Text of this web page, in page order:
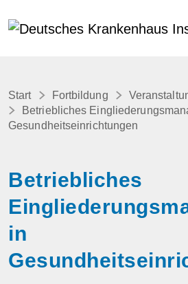
Start Fortbildung
Betriebliches
Gesundheitseinrichtungen
Betriebliches
in